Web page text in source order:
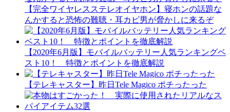
【完全ワイヤレスステレオイヤホン】寝ホンの話題な
んかすると恐怖の難聴・耳カビ男が脅かしに来るぞ
【2020年6月版】モバイルバッテリー人気ランキングベ
スト10！ 特徴とポイントを徹底解説
【テレキャスター】昨日Tele Magico ポチったった